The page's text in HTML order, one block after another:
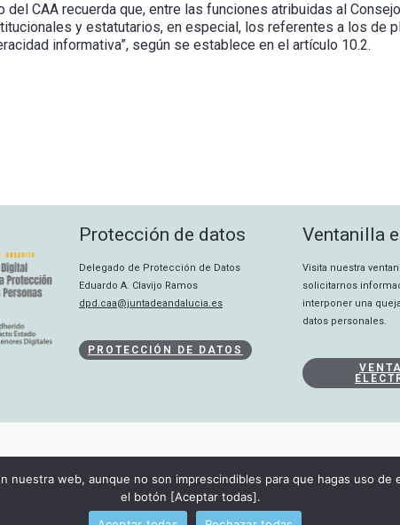
del CAA recuerda que, entre las funciones atribuidas al
y estatutarios, en especial, los referentes a los de
informativa”, según se establece en el artículo 10.2.
Protección de datos
Delegado de Protección de Datos
Eduardo A. Clavijo Ramos
dpd.caa@juntadeandalucia.es
PROTECCIÓN DE DATOS
Ventanilla
Visita nuestra
solicitarnos
interponer una
datos personales.
CANAL INTERNO
DECLARACIÓN DE ACCESIBILIDAD
Copyright © 2026 Consejo Audiovisual de Andalucía
nuestra web, aunque no son imprescindibles para que hagas uso
el botón [Aceptar todas].